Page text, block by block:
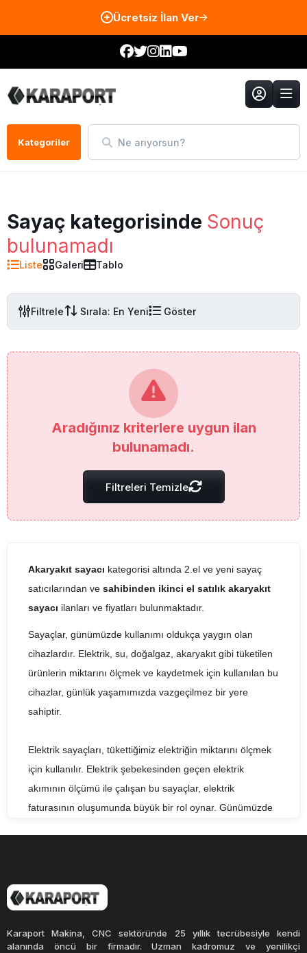
Ücretsiz İlan Ver
Kategoriler Ne arıyorsun?
Sayaç kategorisinde Sonuç
bulunamadı
Liste Galeri Tablo
Filtrele Sırala: En Yeni Göster
Aradığınız kriterlere uygun ilan
bulunamadı.
Filtreleri Temizle
Akaryakıt sayacı kategorisi altında 2.el ve yeni sayaç
satıcılarından ve sahibinden ikinci el satılık akaryakıt
sayacı ilanları ve fiyatları bulunmaktadır.
Sayaçlar, günümüzde kullanımı oldukça yaygın olan
cihazlardır. Elektrik, su, doğalgaz, akaryakıt gibi tüketilen
ürünlerin miktarını ölçmek ve kaydetmek için kullanılan bu
cihazlar, günlük yaşamımızda vazgeçilmez bir yere
sahiptir.
Elektrik sayaçları, tükettiğimiz elektriğin miktarını ölçmek
için kullanılır. Elektrik şebekesinden geçen elektrik
akımının ölçümü ile çalışan bu sayaçlar, elektrik
faturasının oluşumunda büyük bir rol oynar. Günümüzde
Su sayaçları ise, su tüketiminin ölçülmesi için kullanılır. Su
farkını ölçerek tüketilen su miktarını belirler. Bu sayede,
Karaport Makina, CNC sektöründe 25 yıllık tecrübesiyle kendi
alanında öncü bir firmadır. Uzman kadromuz ve yenilikçi